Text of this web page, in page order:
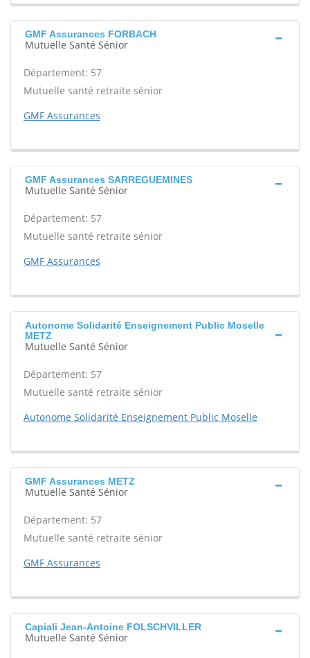
GMF Assurances FORBACH
Mutuelle Santé Sénior
Département: 57
Mutuelle santé retraite sénior
GMF Assurances
GMF Assurances SARREGUEMINES
Mutuelle Santé Sénior
Département: 57
Mutuelle santé retraite sénior
GMF Assurances
Autonome Solidarité Enseignement Public Moselle
METZ
Mutuelle Santé Sénior
Département: 57
Mutuelle santé retraite sénior
Autonome Solidarité Enseignement Public Moselle
GMF Assurances METZ
Mutuelle Santé Sénior
Département: 57
Mutuelle santé retraite sénior
GMF Assurances
Capiali Jean-Antoine FOLSCHVILLER
Mutuelle Santé Sénior